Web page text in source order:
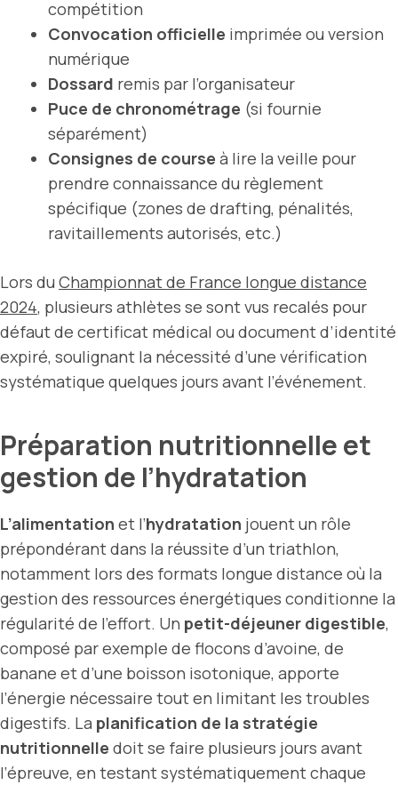
compétition
Convocation officielle imprimée ou version
numérique
Dossard remis par l’organisateur
Puce de chronométrage (si fournie
séparément)
Consignes de course à lire la veille pour
prendre connaissance du règlement
spécifique (zones de drafting, pénalités,
ravitaillements autorisés, etc.)
Lors du Championnat de France longue distance
2024, plusieurs athlètes se sont vus recalés pour
défaut de certificat médical ou document d’identité
expiré, soulignant la nécessité d’une vérification
systématique quelques jours avant l’événement.
Préparation nutritionnelle et
gestion de l’hydratation
L’alimentation et l’hydratation jouent un rôle
prépondérant dans la réussite d’un triathlon,
notamment lors des formats longue distance où la
gestion des ressources énergétiques conditionne la
régularité de l’effort. Un petit-déjeuner digestible,
composé par exemple de flocons d’avoine, de
banane et d’une boisson isotonique, apporte
l’énergie nécessaire tout en limitant les troubles
digestifs. La planification de la stratégie
nutritionnelle doit se faire plusieurs jours avant
l’épreuve, en testant systématiquement chaque